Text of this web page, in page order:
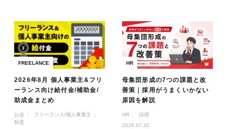
FREELANCE
2026年8月 個人事業主&フリ
ーランス向け給付金/補助金/
助成金まとめ
お金
フリーランス/個人事業主
制度
HR
母集団形成の7つの課題と改
善策｜採用がうまくいかない
原因を解説
HR
採用
2026.07.30